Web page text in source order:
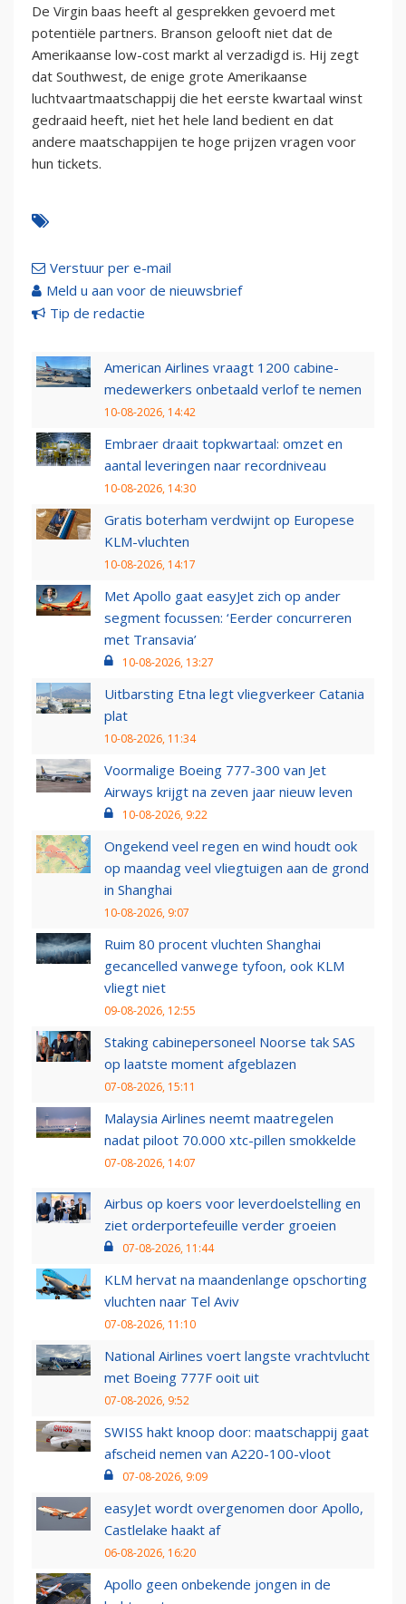
De Virgin baas heeft al gesprekken gevoerd met
potentiële partners. Branson gelooft niet dat de
Amerikaanse low-cost markt al verzadigd is. Hij zegt
dat Southwest, de enige grote Amerikaanse
luchtvaartmaatschappij die het eerste kwartaal winst
gedraaid heeft, niet het hele land bedient en dat
andere maatschappijen te hoge prijzen vragen voor
hun tickets.
Verstuur per e-mail
Meld u aan voor de nieuwsbrief
Tip de redactie
American Airlines vraagt 1200 cabine-
medewerkers onbetaald verlof te nemen
10-08-2026, 14:42
Embraer draait topkwartaal: omzet en
aantal leveringen naar recordniveau
10-08-2026, 14:30
Gratis boterham verdwijnt op Europese
KLM-vluchten
10-08-2026, 14:17
Met Apollo gaat easyJet zich op ander
segment focussen: ‘Eerder concurreren
met Transavia’
10-08-2026, 13:27
Uitbarsting Etna legt vliegverkeer Catania
plat
10-08-2026, 11:34
Voormalige Boeing 777-300 van Jet
Airways krijgt na zeven jaar nieuw leven
10-08-2026, 9:22
Ongekend veel regen en wind houdt ook
op maandag veel vliegtuigen aan de grond
in Shanghai
10-08-2026, 9:07
Ruim 80 procent vluchten Shanghai
gecancelled vanwege tyfoon, ook KLM
vliegt niet
09-08-2026, 12:55
Staking cabinepersoneel Noorse tak SAS
op laatste moment afgeblazen
07-08-2026, 15:11
Malaysia Airlines neemt maatregelen
nadat piloot 70.000 xtc-pillen smokkelde
07-08-2026, 14:07
Airbus op koers voor leverdoelstelling en
ziet orderportefeuille verder groeien
07-08-2026, 11:44
KLM hervat na maandenlange opschorting
vluchten naar Tel Aviv
07-08-2026, 11:10
National Airlines voert langste vrachtvlucht
met Boeing 777F ooit uit
07-08-2026, 9:52
SWISS hakt knoop door: maatschappij gaat
afscheid nemen van A220-100-vloot
07-08-2026, 9:09
easyJet wordt overgenomen door Apollo,
Castlelake haakt af
06-08-2026, 16:20
Apollo geen onbekende jongen in de